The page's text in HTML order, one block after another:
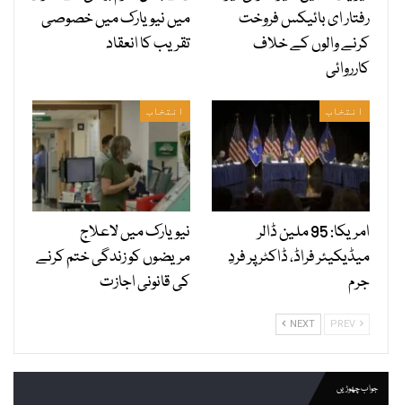
رفتار ای بائیکس فروخت
کرنے والوں کے خلاف
کارروائی
میں نیویارک میں خصوصی
تقریب کا انعقاد
انتخاب
امریکا: 95 ملین ڈالر
میڈیکیئر فراڈ، ڈاکٹر پر فردِ
جرم
انتخاب
نیویارک میں لاعلاج
مریضوں کو زندگی ختم کرنے
کی قانونی اجازت
NEXT
جواب چھوڑیں